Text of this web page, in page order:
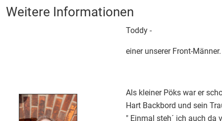
Weitere Informationen
Toddy -
einer unserer Front-Männer.
Als kleiner Pöks war er
Hart Backbord und sein
" Einmal steh´ ich auch da